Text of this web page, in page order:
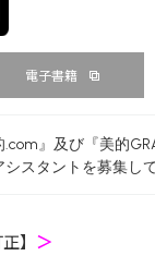
電子書籍
.com』及び『美的
スタントを募集し
】 ＞